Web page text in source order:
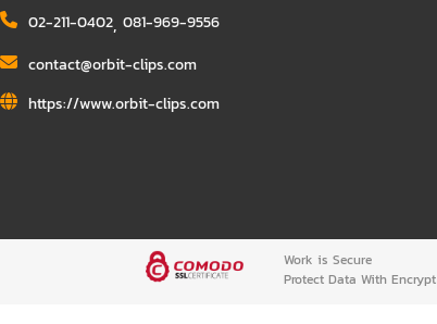
02-211-0402, 081-969-9556
contact@orbit-clips.com
https://www.orbit-clips.com
Work is Secure
Protect Data With Encrypt